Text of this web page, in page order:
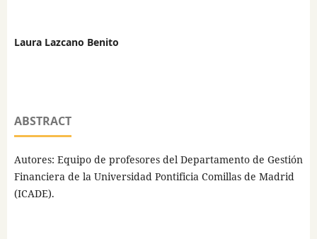
Laura Lazcano Benito
ABSTRACT
Autores: Equipo de profesores del Departamento de Gestión
Financiera de la Universidad Pontificia Comillas de Madrid
(ICADE).